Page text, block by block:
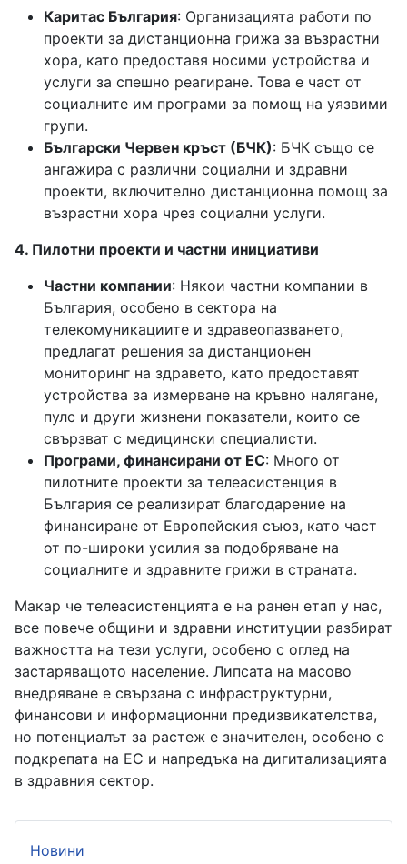
Каритас България: Организацията работи по
проекти за дистанционна грижа за възрастни
хора, като предоставя носими устройства и
услуги за спешно реагиране. Това е част от
социалните им програми за помощ на уязвими
групи.
Български Червен кръст (БЧК): БЧК също се
ангажира с различни социални и здравни
проекти, включително дистанционна помощ за
възрастни хора чрез социални услуги.
4. Пилотни проекти и частни инициативи
Частни компании: Някои частни компании в
България, особено в сектора на
телекомуникациите и здравеопазването,
предлагат решения за дистанционен
мониторинг на здравето, като предоставят
устройства за измерване на кръвно налягане,
пулс и други жизнени показатели, които се
свързват с медицински специалисти.
Програми, финансирани от ЕС: Много от
пилотните проекти за телеасистенция в
България се реализират благодарение на
финансиране от Европейския съюз, като част
от по-широки усилия за подобряване на
социалните и здравните грижи в страната.
Макар че телеасистенцията е на ранен етап у нас,
все повече общини и здравни институции разбират
важността на тези услуги, особено с оглед на
застаряващото население. Липсата на масово
внедряване е свързана с инфраструктурни,
финансови и информационни предизвикателства,
но потенциалът за растеж е значителен, особено с
подкрепата на ЕС и напредъка на дигитализацията
в здравния сектор.
Новини